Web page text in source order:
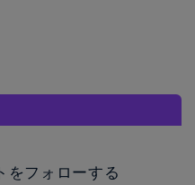
をフォローする